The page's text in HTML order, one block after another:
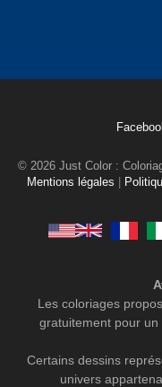
© 2026 Just Color :
Mentions légales
Les coloriages
gratuitement pour
Certains dessins
univers